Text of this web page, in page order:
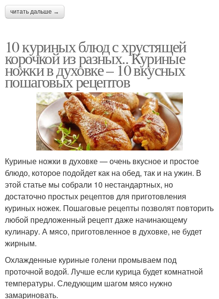
читать дальше →
10 куриных блюд с хрустящей
корочкой из разных.. Куриные
ножки в духовке – 10 вкусных
пошаговых рецептов
Куриные ножки в духовке — очень вкусное и простое
блюдо, которое подойдет как на обед, так и на ужин. В
этой статье мы собрали 10 нестандартных, но
достаточно простых рецептов для приготовления
куриных ножек. Пошаговые рецепты позволят повторить
любой предложенный рецепт даже начинающему
кулинару. А мясо, приготовленное в духовке, не будет
жирным.
Охлажденные куриные голени промываем под
проточной водой. Лучше если курица будет комнатной
температуры. Следующим шагом мясо нужно
замариновать.